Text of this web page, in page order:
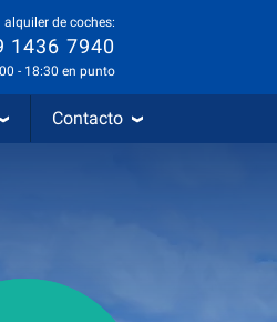
de coches:
1436 7940
- 18:30 en punto
Contacto